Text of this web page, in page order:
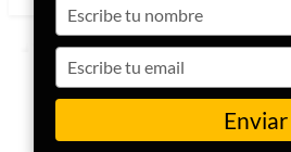
ETIQUETA
your
name
your
email
Enviar